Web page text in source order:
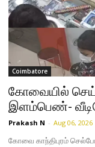
Coimbatore
கோவையில்
இளம்பெண்-
Prakash N - Aug 06, 2026
கோவை காந்திபுரம்